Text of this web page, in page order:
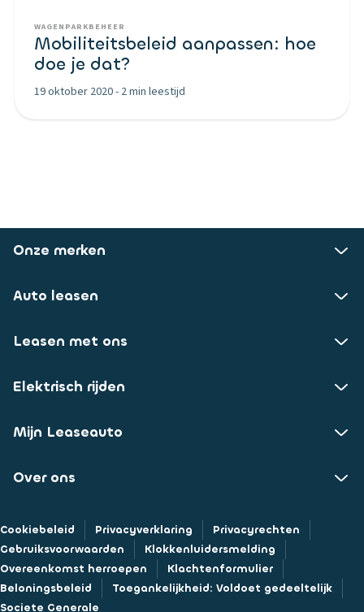
WAGENPARKBEHEER
Mobiliteitsbeleid aanpassen: hoe
doe je dat?
19 oktober 2020- 2 min leestijd
Onze merken
Auto leasen
Leasen met ons
Elektrisch rijden
Mijn Leaseauto
Over ons
Cookiebeleid Privacyverklaring
Privacyrechten
Gebruiksvoorwaarden
Klokkenluidersmelding
Overeenkomst herroepen
Klachtenformulier
Beloningsbeleid
Toegankelijkheid: Voldoet gedeeltelijk
Societe Generale